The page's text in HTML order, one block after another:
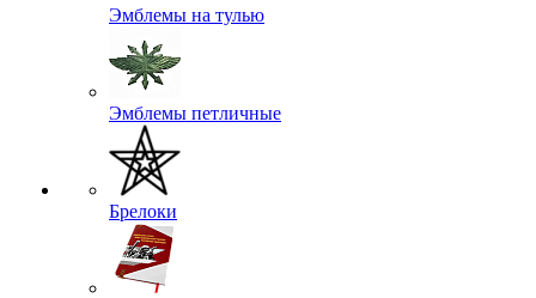
Эмблемы на тулью
Эмблемы петличные
Брелоки